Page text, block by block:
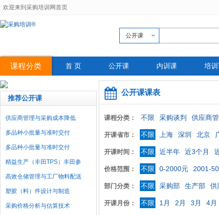
欢迎来到采购培训网首页
公开课
首 页 公开课 内训课 培
课程分类
推荐公开课
供应商管理与采购成本降低
多品种小批量与准时交付
多品种小批量与准时交付
精益生产（丰田TPS）丰田参
高效仓储管理与工厂物料配送
塑胶（料）件设计与制造
采购价格分析与估算技术
公开课课表
课程分类： 不限 采购谈判 供应商
开课省市： 不限 上海 深圳 北京
开课时间： 不限 近半年 近3个月
价格范围： 不限 0-2000元 2001-
部门分类： 不限 采购部 生产部 供
开课月份： 不限 1月 2月 3月 4月